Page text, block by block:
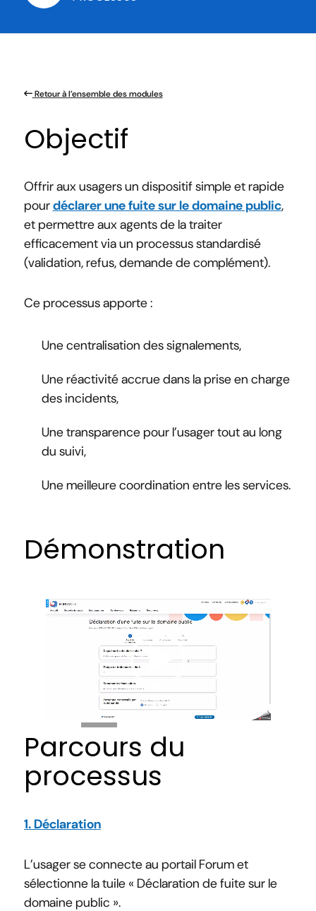
Retour à l’ensemble des modules
Objectif
Offrir aux usagers un dispositif simple et rapide
pourdéclarer une fuite sur le domaine public,
et permettre aux agents de la traiter
efficacement via un processus standardisé
(validation, refus, demande de complément).
Ce processus apporte :
Une centralisation des signalements,
Une réactivité accrue dans la prise en charge
des incidents,
Une transparence pour l’usager tout au long
du suivi,
Une meilleure coordination entre les services.
Démonstration
Parcours du
processus
1. Déclaration
L’usager se connecte au portail Forum et
sélectionne la tuile « Déclaration de fuite sur le
domaine public ».